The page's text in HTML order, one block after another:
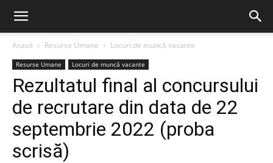
Acasă Resurse Umane Locuri de muncă vacante
Resurse Umane Locuri de muncă vacante
Rezultatul final al concursului
de recrutare din data de 22
septembrie 2022 (proba
scrisă)